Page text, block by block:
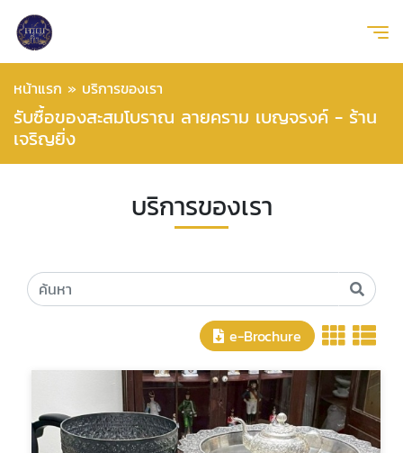
หน้าแรก » บริการของเรา
รับซื้อของสะสมโบราณ ลายคราม เบญจรงค์ - ร้าน
เจริญยิ่ง
บริการของเรา
e-Brochure